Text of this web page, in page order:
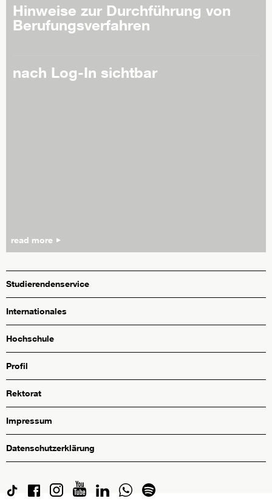
Hinweise zur Durchführung von
Berufungsverfahren
nach Log-In sichtbar
read more
Studierendenservice
Internationales
Hochschule
Profil
Rektorat
Impressum
Datenschutzerklärung